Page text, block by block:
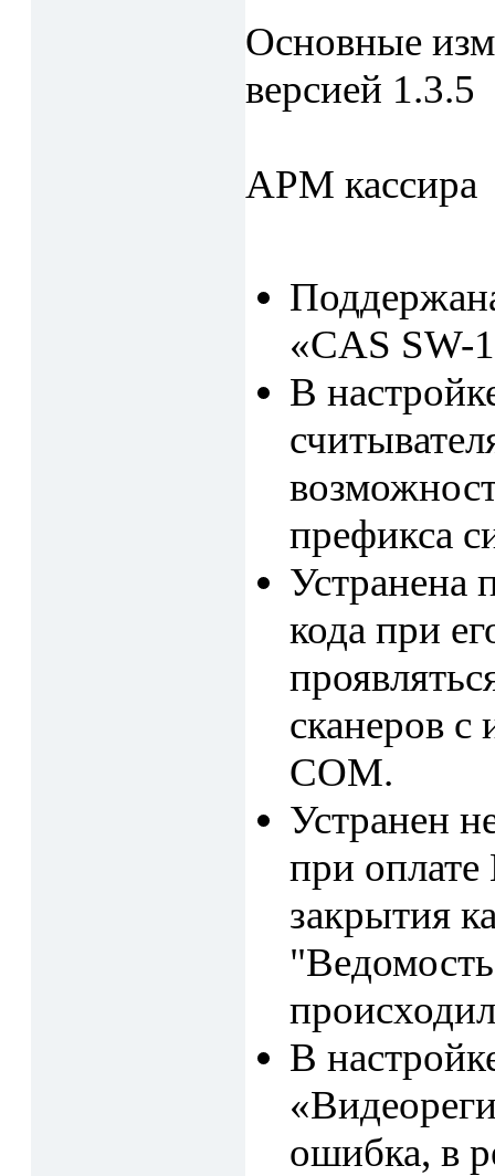
Основные
версией 1.3.5
АРМ кассира
«CAS SW-
В
префикса
Устранена
кода при
сканеров
COM.
Устранен
при
закрытия
В
ошибка, в